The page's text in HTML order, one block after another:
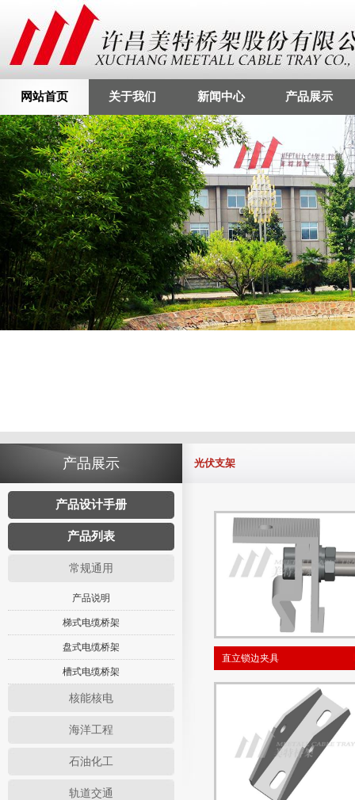
网站首页 关于我们 新闻中心 产品展示
产品展示
产品设计手册
产品列表
常规通用
产品说明
梯式电缆桥架
盘式电缆桥架
槽式电缆桥架
核能核电
海洋工程
石油化工
轨道交通
光伏支架
直立锁边夹具